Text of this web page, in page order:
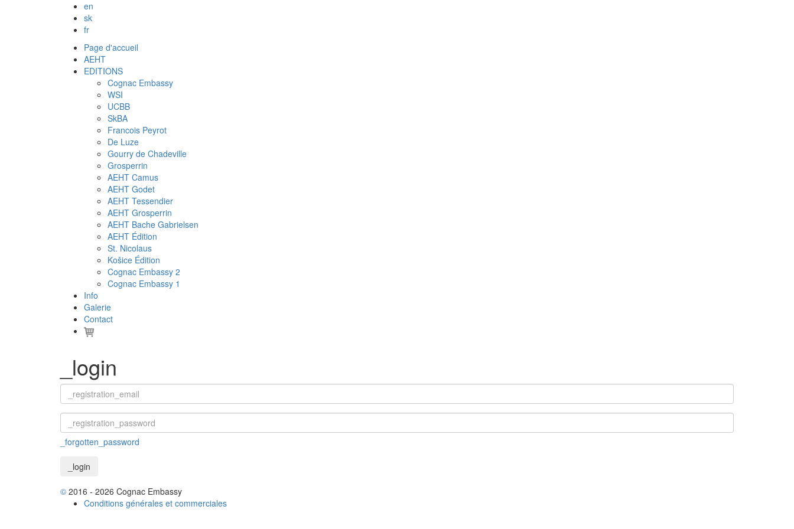
en
sk
fr
Page d'accueil
AEHT
EDITIONS
Cognac Embassy
WSI
UCBB
SkBA
Francois Peyrot
De Luze
Gourry de Chadeville
Grosperrin
AEHT Camus
AEHT Godet
AEHT Tessendier
AEHT Grosperrin
AEHT Bache Gabrielsen
AEHT Édition
St. Nicolaus
Košice Édition
Cognac Embassy 2
Cognac Embassy 1
Info
Galerie
Contact
_login
_forgotten_password
© 2016 - 2026 Cognac Embassy
Conditions générales et commerciales